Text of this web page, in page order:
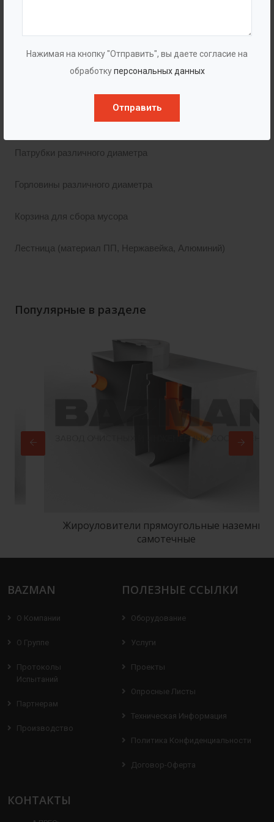
Нажимая на кнопку "Отправить", вы даете согласие на
обработкуперсональных данных
Отправить
Патрубки различного диаметра
Горловины различного диаметра
Корзина для сбора мусора
Лестница (материал ПП, Нержавейка, Алюминий)
Популярные в разделе
Жироуловители прямоугольные наземные
самотечные
BAZMAN
О Компании
О Группе
Протоколы
Испытаний
Партнерам
Производство
ПОЛЕЗНЫЕ ССЫЛКИ
Оборудование
Услуги
Проекты
Опросные Листы
Техническая Информация
Политика Конфиденциальности
Договор-Оферта
КОНТАКТЫ